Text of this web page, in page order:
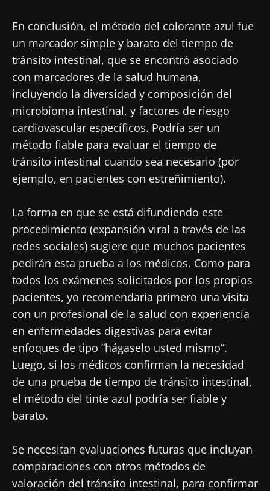
En conclusión, el método del colorante azul fue
un marcador simple y barato del tiempo de
tránsito intestinal, que se encontró asociado
con marcadores de la salud humana,
incluyendo la diversidad y composición del
microbioma intestinal, y factores de riesgo
cardiovascular específicos. Podría ser un
método fiable para evaluar el tiempo de
tránsito intestinal cuando sea necesario (por
ejemplo, en pacientes con estreñimiento).
La forma en que se está difundiendo este
procedimiento (expansión viral a través de las
redes sociales) sugiere que muchos pacientes
pedirán esta prueba a los médicos. Como para
todos los exámenes solicitados por los propios
pacientes, yo recomendaría primero una visita
con un profesional de la salud con experiencia
en enfermedades digestivas para evitar
enfoques de tipo “hágaselo usted mismo”.
Luego, si los médicos confirman la necesidad
de una prueba de tiempo de tránsito intestinal,
el método del tinte azul podría ser fiable y
barato.
Se necesitan evaluaciones futuras que incluyan
comparaciones con otros métodos de
valoración del tránsito intestinal, para confirmar
Redirección
Está a punto de ser redirigido y de dejar
nuestro sitio web.
Ser redirigido
Quedarse en el sitio web del Biocodex Microbiota
Institute
Mantenerse informado
Únase a la comunidad de la microbiota para
profesionales sanitarios y reciba el
"Microbiota Digest" y el "HCP Magazine" que
le permitirá mantenerse informado sobre la
microbiota.
Me gustaría registrarme para recibir más
noticias de Biocodex
He leído y acepto las
Biocodex Microbiota Institute
* Campo obligatorio
¡No se vaya tan rápido!
Únase a la comunidad de la microbiota para
profesionales sanitarios y reciba el
"Microbiota Digest" y el "HCP Magazine" que
le permitirá mantenerse informado sobre la
microbiota.
Me gustaría registrarme para recibir más
noticias de Biocodex
He leído y acepto lascondiciones generales
de uso y lapolítica de protección de datosdel
Biocodex Microbiota Institute
* Campo obligatorio
BMI 20-35
Descubrir